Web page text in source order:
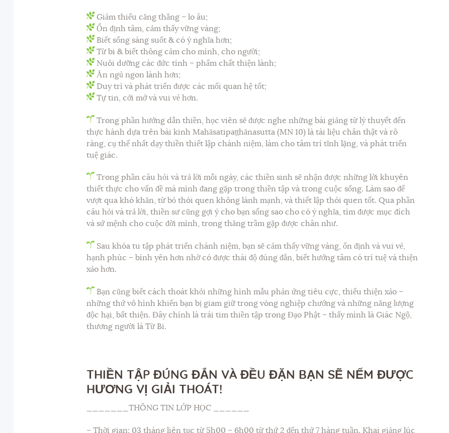
Giảm thiểu căng thẳng – lo âu;
Ổn định tâm, cảm thấy vững vàng;
Biết sống sáng suốt & có ý nghĩa hơn;
Từ bi & biết thông cảm cho mình, cho người;
Nuôi dưỡng các đức tính – phẩm chất thiện lành;
Ăn ngủ ngon lành hơn;
Duy trì và phát triển được các mối quan hệ tốt;
Tự tin, cởi mở và vui vẻ hơn.
Trong phần hướng dẫn thiền, học viên sẽ được nghe những bài giảng từ lý thuyết đến
thực hành dựa trên bài kinh Mahāsatipaṭṭhānasutta (MN 10) là tài liệu chân thật và rõ
ràng, cụ thể nhất dạy thiền thiết lập chánh niệm, làm cho tâm trí tĩnh lặng, và phát triển
tuệ giác.
Trong phần câu hỏi và trả lời mỗi ngày, các thiền sinh sẽ nhận được những lời khuyên
thiết thực cho vấn đề mà mình đang gặp trong thiền tập và trong cuộc sống. Làm sao để
vượt qua khó khăn, từ bỏ thói quen không lành mạnh, và thiết lập thói quen tốt. Qua phần
câu hỏi và trả lời, thiền sư cũng gợi ý cho bạn sống sao cho có ý nghĩa, tìm được mục đích
và sứ mệnh cho cuộc đời mình, trong thăng trầm gặp được chân như.
Sau khóa tu tập phát triển chánh niệm, bạn sẽ cảm thấy vững vàng, ổn định và vui vẻ,
hạnh phúc – bình yên hơn nhờ có được thái độ đúng đắn, biết hướng tâm có trí tuệ và thiện
xảo hơn.
Bạn cũng biết cách thoát khỏi những hình mẫu phản ứng tiêu cực, thiếu thiện xảo –
những thứ vô hình khiến bạn bị giam giữ trong vòng nghiệp chướng và những năng lượng
độc hại, bất thiện. Đây chính là trái tim thiền tập trong Đạo Phật – thấy mình là Giác Ngộ,
thương người là Từ Bi.
THIỀN TẬP ĐÚNG ĐẮN VÀ ĐỀU ĐẶN BẠN SẼ NẾM ĐƯỢC
HƯƠNG VỊ GIẢI THOÁT!
_______THÔNG TIN LỚP HỌC ______
– Thời gian: 03 tháng liên tục từ 5h00 – 6h00 từ thứ 2 đến thứ 7 hàng tuần. Khai giảng lúc